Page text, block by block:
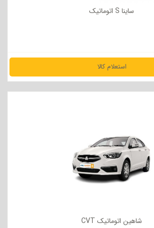
ساینا S اتوماتیک
استعلام کالا
مشاهده جزئیات
شاهین اتوماتیک CVT